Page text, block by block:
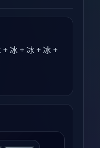
冰 + 冰 + 冰 +